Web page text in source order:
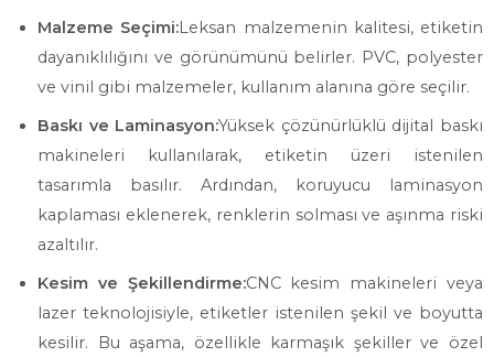
Malzeme Seçimi:Leksan malzemenin kalitesi, etiketin
dayanıklılığını ve görünümünü belirler. PVC, polyester
ve vinil gibi malzemeler, kullanım alanına göre seçilir.
Baskı ve Laminasyon:Yüksek çözünürlüklü dijital baskı
makineleri kullanılarak, etiketin üzeri istenilen
tasarımla basılır. Ardından, koruyucu laminasyon
kaplaması eklenerek, renklerin solması ve aşınma riski
azaltılır.
Kesim ve Şekillendirme:CNC kesim makineleri veya
lazer teknolojisiyle, etiketler istenilen şekil ve boyutta
kesilir. Bu aşama, özellikle karmaşık şekiller ve özel